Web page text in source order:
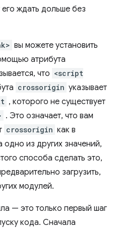
его ждать дольше без
вы можете установить
атрибута
что <script
crossorigin указывает
, которого не существует
. Это означает, что вам
crossorigin как в
одно из других значений,
способа сделать это,
загрузить,
модулей.
— это только первый шаг
кода. Сначала